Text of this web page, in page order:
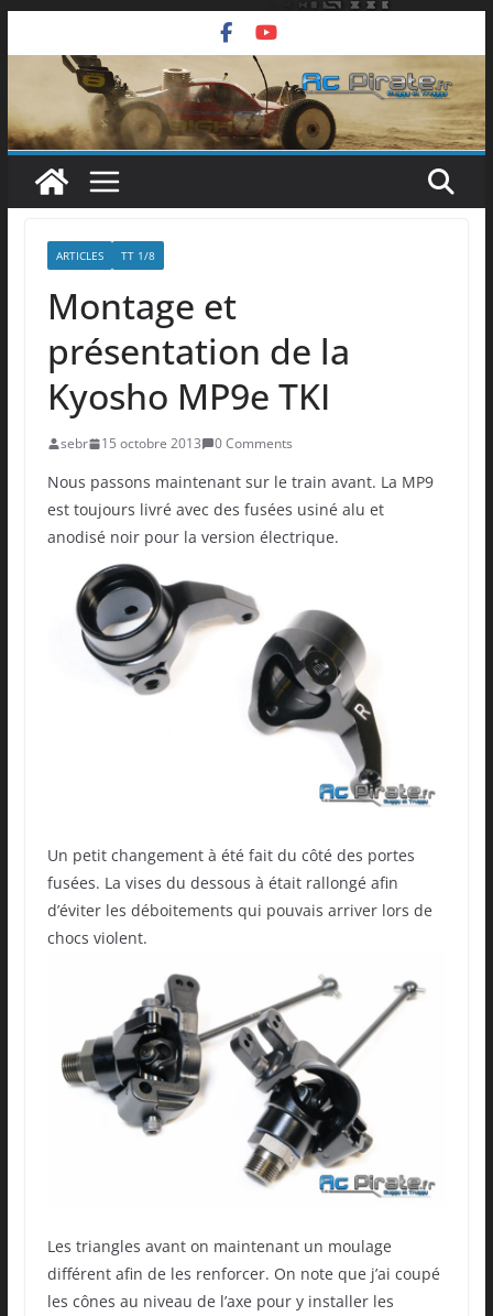
au
ARTICLES TT 1/8
Montage et
présentation de la
Kyosho MP9e TKI
sebr 15 octobre 2013 0 Comments
Nous passons maintenant sur le train avant. La MP9
est toujours livré avec des fusées usiné alu et
anodisé noir pour la version électrique.
Un petit changement à été fait du côté des portes
fusées. La vises du dessous à était rallongé afin
d’éviter les déboitements qui pouvais arriver lors de
chocs violent.
Les triangles avant on maintenant un moulage
différent afin de les renforcer. On note que j’ai coupé
les cônes au niveau de l’axe pour y installer les